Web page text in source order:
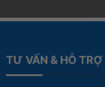
TƯ VẤN & HỖ